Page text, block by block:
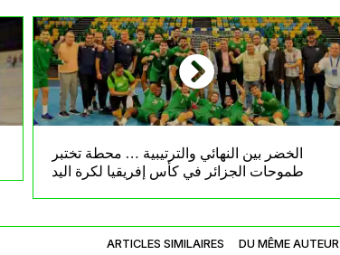
الخضر بين النهائي والترتيبية … محطة تختبر
طموحات الجزائر في كأس إفريقيا لكرة اليد
ARTICLES SIMILAIRES DU MÊME AUTEUR